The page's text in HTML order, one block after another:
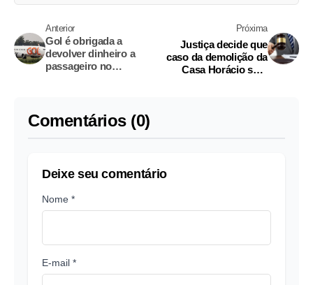
Anterior
Gol é obrigada a
devolver dinheiro a
passageiro no
Próxima
Justiça decide que
caso da demolição da
Casa Horácio será
Comentários (0)
Deixe seu comentário
Nome *
E-mail *